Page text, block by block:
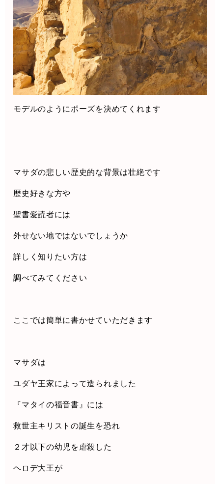
モデルのようにポーズを決めてくれます
マサダの悲しい歴史的な背景は壮絶です
歴史好きな方や
聖書愛読者には
外せない地ではないでしょうか
詳しく知りたい方は
調べてみてください
ここでは簡単に書かせていただきます
マサダは
ユダヤ王家によって造られました
『マタイの福音書』には
救世主キリストの誕生を恐れ
２才以下の幼児を虐殺した
ヘロデ大王が